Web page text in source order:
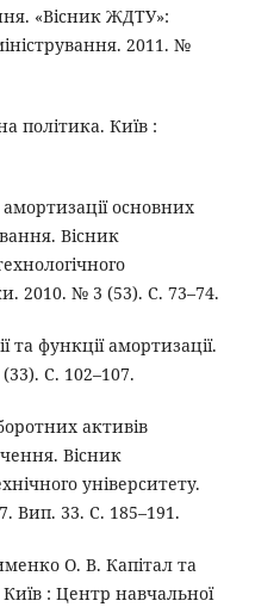
«Вісник ЖДТУ»:
2011. №
політика. Київ :
основних
Вісник
2010. № 3 (53). С. 73–74.
та функції амортизації.
С. 102–107.
активів
Вісник
університету.
Вип. 33. С. 185–191.
О. В. Капітал та
: Центр навчальної